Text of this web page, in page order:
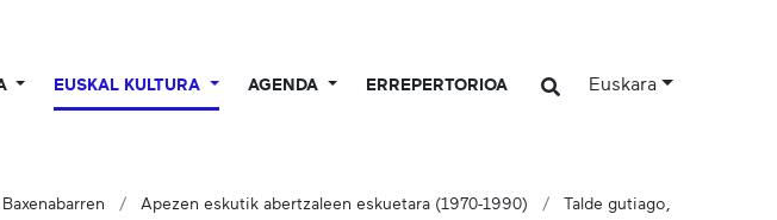
EUSKAL KULTURA AGENDA ERREPERTORIOA Euskara
Apezen eskutik abertzaleen eskuetara (1970-1990)
Talde gutiago,